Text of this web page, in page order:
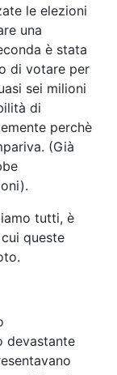
le elezioni
una
è stata
di votare per
sei milioni
di
perchè
(Già
tutti, è
queste
devastante